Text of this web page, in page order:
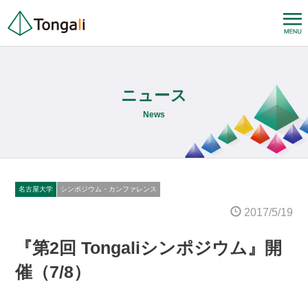
ニュース
News
名古屋大学 シンポジウム・カンファレンス
2017/5/19
『第2回 Tongaliシンポジウム』開
催（7/8）